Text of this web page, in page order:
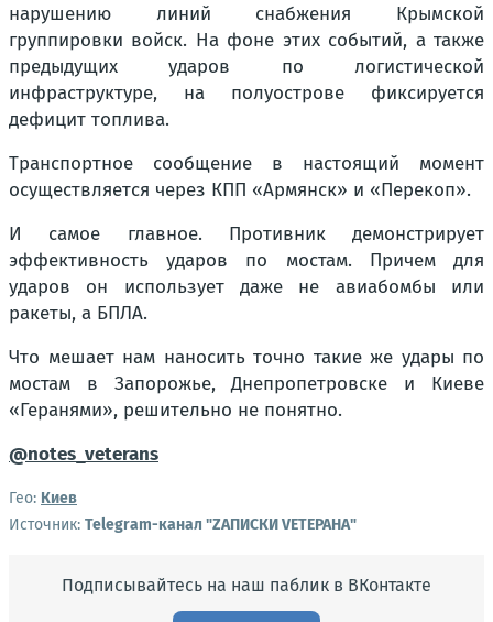
нарушению линий снабжения Крымской
группировки войск. На фоне этих событий, а также
предыдущих ударов по логистической
инфраструктуре, на полуострове фиксируется
дефицит топлива.
Транспортное сообщение в настоящий момент
осуществляется через КПП «Армянск» и «Перекоп».
И самое главное. Противник демонстрирует
эффективность ударов по мостам. Причем для
ударов он использует даже не авиабомбы или
ракеты, а БПЛА.
Что мешает нам наносить точно такие же удары по
мостам в Запорожье, Днепропетровске и Киеве
«Геранями», решительно не понятно.
@notes_veterans
Гео: Киев
Источник: Telegram-канал "ZАПИСКИ VЕТЕРАНА"
Подписывайтесь на наш паблик в ВКонтакте